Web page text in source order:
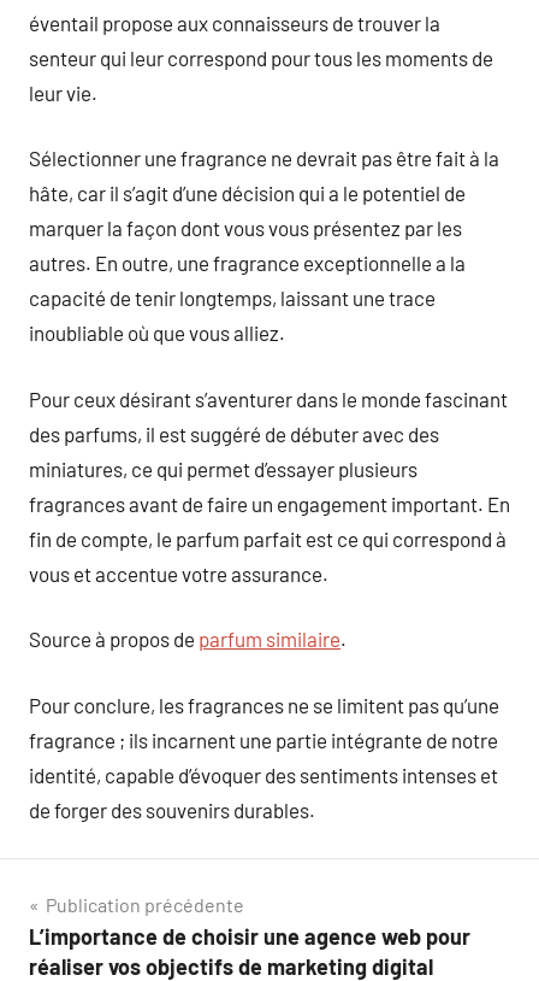
éventail propose aux connaisseurs de trouver la
senteur qui leur correspond pour tous les moments de
leur vie.
Sélectionner une fragrance ne devrait pas être fait à la
hâte, car il s’agit d’une décision qui a le potentiel de
marquer la façon dont vous vous présentez par les
autres. En outre, une fragrance exceptionnelle a la
capacité de tenir longtemps, laissant une trace
inoubliable où que vous alliez.
Pour ceux désirant s’aventurer dans le monde fascinant
des parfums, il est suggéré de débuter avec des
miniatures, ce qui permet d’essayer plusieurs
fragrances avant de faire un engagement important. En
fin de compte, le parfum parfait est ce qui correspond à
vous et accentue votre assurance.
Source à propos de parfum similaire.
Pour conclure, les fragrances ne se limitent pas qu’une
fragrance ; ils incarnent une partie intégrante de notre
identité, capable d’évoquer des sentiments intenses et
de forger des souvenirs durables.
Navigation
de
Publication précédente
L’importance de choisir une agence web pour
réaliser vos objectifs de marketing digital